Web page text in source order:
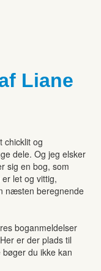
Liane
chicklit og
dele. Og jeg elsker
sig en bog, som
let og vittig,
næsten beregnende
boganmeldelser
er der plads til
du ikke kan